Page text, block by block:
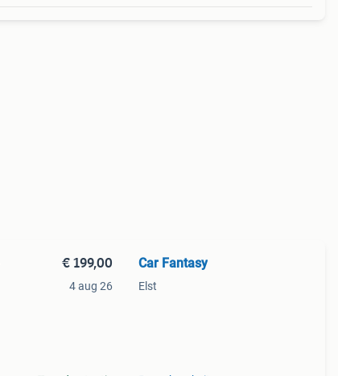
€ 199,00
4 aug 26
Car Fantasy
Elst